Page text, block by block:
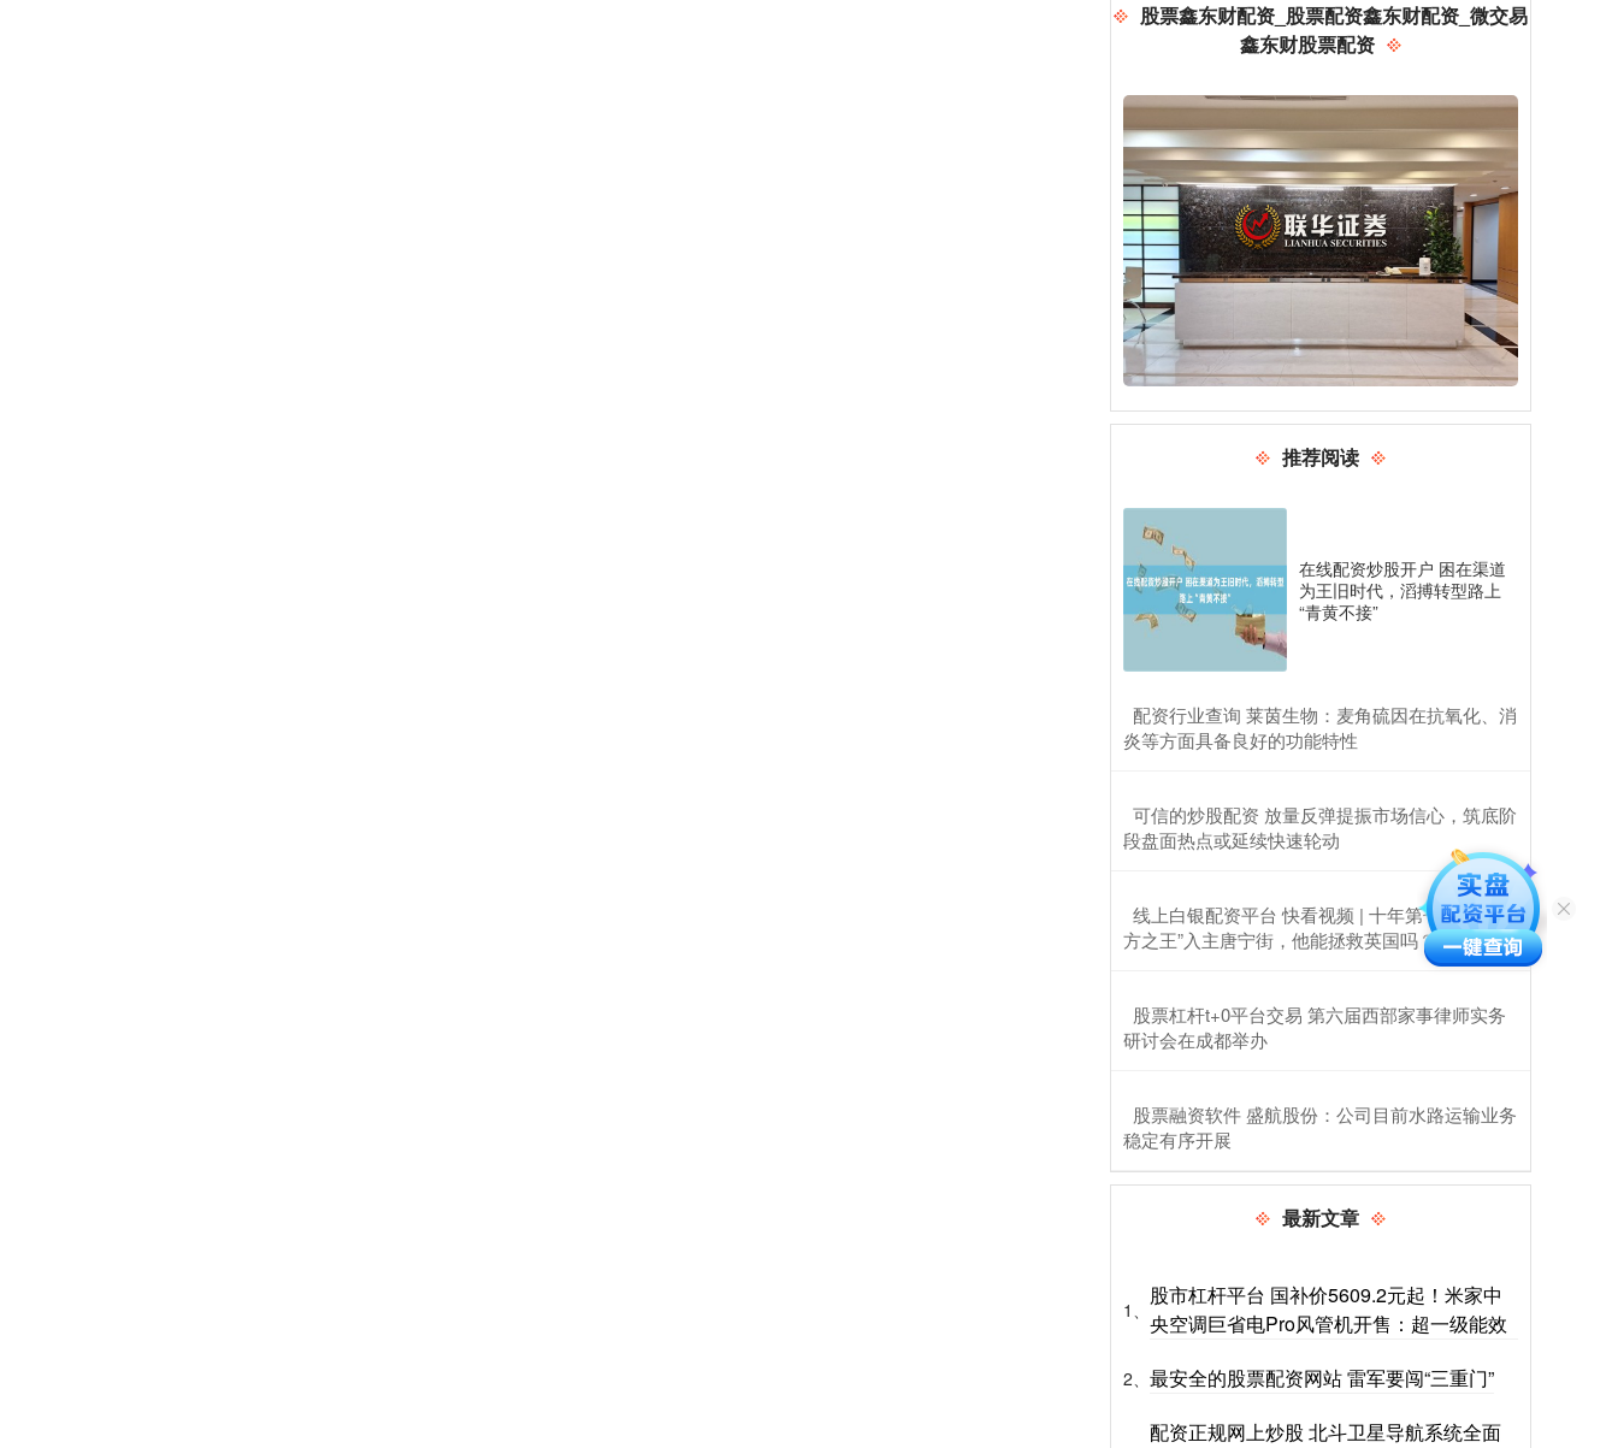
股票鑫东财配资_股票配资鑫东财配资_微交易
鑫东财股票配资
推荐阅读
在线配资炒股开户 困在渠道
为王旧时代，滔搏转型路上
“青黄不接”
​配资行业查询 莱茵生物：麦角硫因在抗氧化、消
炎等方面具备良好的功能特性
​可信的炒股配资 放量反弹提振市场信心，筑底阶
段盘面热点或延续快速轮动
​线上白银配资平台 快看视频 | 十年第七相，“北
方之王”入主唐宁街，他能拯救英国吗？
​股票杠杆t+0平台交易 第六届西部家事律师实务
研讨会在成都举办
​股票融资软件 盛航股份：公司目前水路运输业务
稳定有序开展
最新文章
1、
股市杠杆平台 国补价5609.2元起！米家中
央空调巨省电Pro风管机开售：超一级能效
2、 最安全的股票配资网站 雷军要闯“三重门”
配资正规网上炒股 北斗卫星导航系统全面